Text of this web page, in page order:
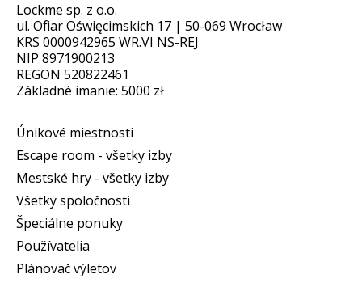
Lockme sp. z o.o.
ul. Ofiar Oświęcimskich 17 | 50-069 Wrocław
KRS 0000942965 WR.VI NS-REJ
NIP 8971900213
REGON 520822461
Základné imanie: 5000 zł
Únikové miestnosti
Escape room - všetky izby
Mestské hry - všetky izby
Všetky spoločnosti
Špeciálne ponuky
Používatelia
Plánovač výletov